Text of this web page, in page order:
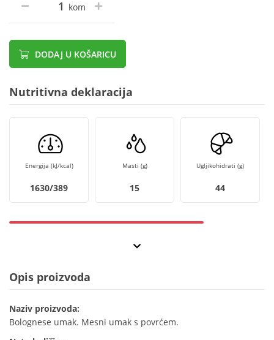
kom
DODAJ U KOŠARICU
Nutritivna deklaracija
Energija (kJ/kcal)
1630/389
Masti (g)
15
Ugljikohidrati (g)
44
Opis proizvoda
Naziv proizvoda:
Bolognese umak. Mesni umak s povrćem.